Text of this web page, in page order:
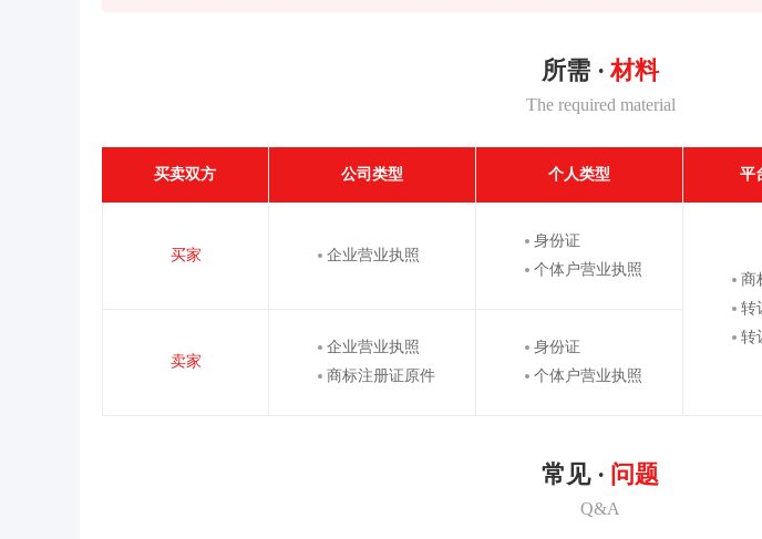
所需 · 材料
The required material
买卖双方 公司类型 个人类型 平
买家 企业营业执照
身份证
个体户营业执照
商
转
转
卖家
企业营业执照
商标注册证原件
身份证
个体户营业执照
常见 · 问题
Q&A